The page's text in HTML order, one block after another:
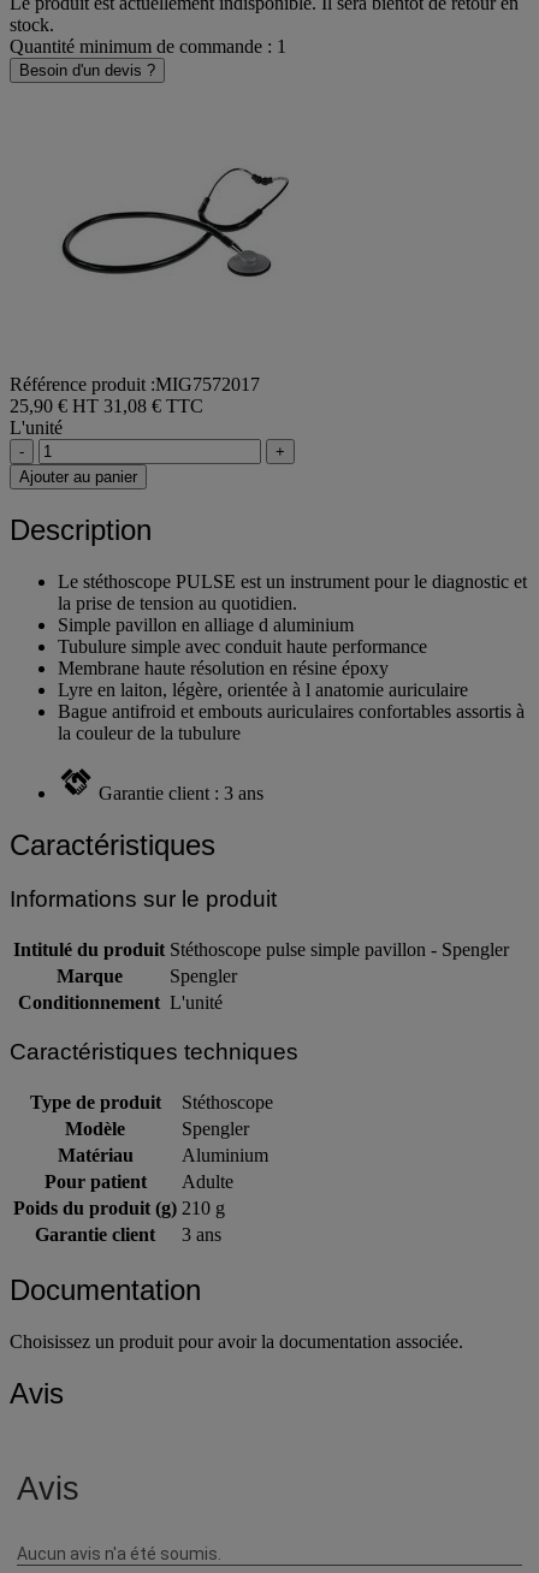
stock.
Quantité minimum de commande : 1
Besoin d'un devis ?
Référence produit :MIG7572017
25,90 € HT 31,08 € TTC
L'unité
-
+
Ajouter au panier
Description
Le stéthoscope PULSE est un instrument pour le diagnostic et
la prise de tension au quotidien.
Simple pavillon en alliage d aluminium
Tubulure simple avec conduit haute performance
Membrane haute résolution en résine époxy
Lyre en laiton, légère, orientée à l anatomie auriculaire
Bague antifroid et embouts auriculaires confortables assortis à
la couleur de la tubulure
Garantie client : 3 ans
Caractéristiques
Informations sur le produit
Intitulé du produit Stéthoscope pulse simple pavillon - Spengler
Marque
Spengler
Conditionnement L'unité
Caractéristiques techniques
Type de produit
Stéthoscope
Modèle
Spengler
Matériau
Aluminium
Pour patient
Adulte
Poids du produit (g) 210 g
Garantie client
3 ans
Documentation
Choisissez un produit pour avoir la documentation associée.
Avis